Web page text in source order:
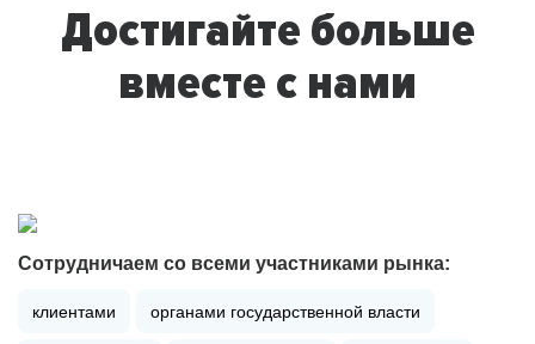
Достигайте больше
вместе с нами
Сотрудничаем со всеми участниками рынка:
клиентами органами государственной власти